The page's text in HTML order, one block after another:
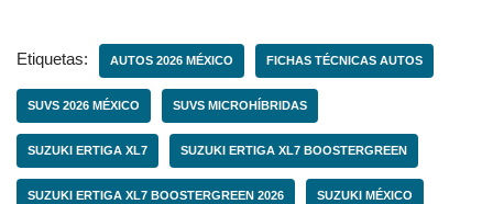
Etiquetas: AUTOS 2026 MÉXICO FICHAS TÉCNICAS AUTOS
SUVS 2026 MÉXICO SUVS MICROHÍBRIDAS
SUZUKI ERTIGA XL7 SUZUKI ERTIGA XL7 BOOSTERGREEN
SUZUKI ERTIGA XL7 BOOSTERGREEN 2026 SUZUKI MÉXICO